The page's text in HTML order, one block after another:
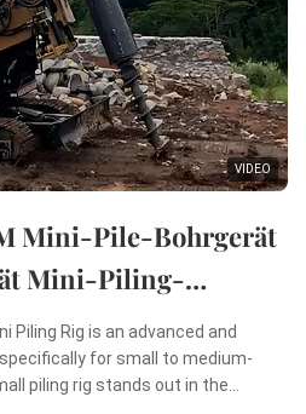
VIDEO
Mini-Pile-Bohrgerät
Mini-Piling-
Piling Rig is an advanced and
for small to medium-
piling rig stands out in the